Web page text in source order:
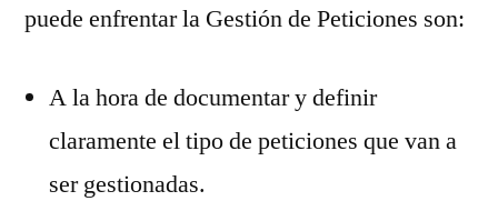
puede enfrentar la Gestión de Peticiones son:
A la hora de documentar y definir
claramente el tipo de peticiones que van a
ser gestionadas.